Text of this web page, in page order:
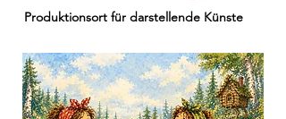
Produktionsort für darstellende Künste